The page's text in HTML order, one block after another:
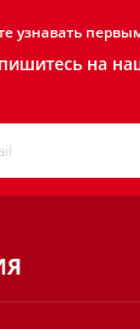
узнавать
на